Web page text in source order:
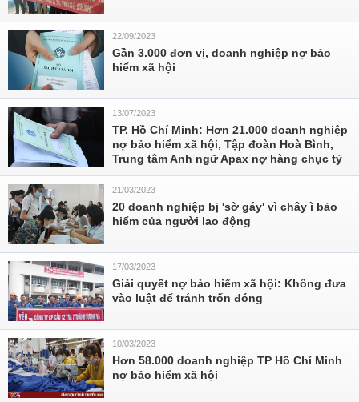
22/09/2023
Gần 3.000 đơn vị, doanh nghiệp nợ bảo
hiểm xã hội
13/07/2023
TP. Hồ Chí Minh: Hơn 21.000 doanh nghiệp
nợ bảo hiểm xã hội, Tập đoàn Hoà Bình,
Trung tâm Anh ngữ Apax nợ hàng chục tỷ
21/03/2023
20 doanh nghiệp bị 'sờ gáy' vì chây ì bảo
hiểm của người lao động
17/03/2023
Giải quyết nợ bảo hiểm xã hội: Không đưa
vào luật để tránh trốn đóng
10/03/2023
Hơn 58.000 doanh nghiệp TP Hồ Chí Minh
nợ bảo hiểm xã hội